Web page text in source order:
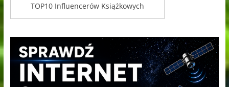
TOP10 Influencerów Książkowych